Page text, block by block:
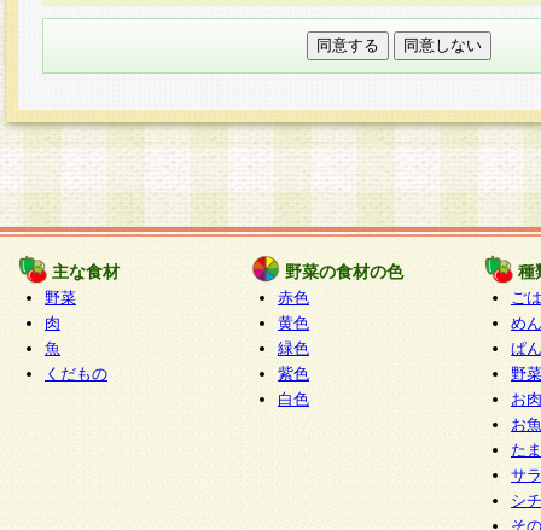
本フォームでは、セッション管理のためCookie
○個人情報の第三者提供について
力いただく個人情報は第三者に提供しません。
○個人情報の委託について
個人情報の取り扱いを外部に委託する場合は、
情報管理基準を満たす企業を選定して委託を行
が行われるよう監督します。
○開示対象個人情報の開示等および問い合わせ窓口
本人からの求めにより、当社が本件により取得
報の利用目的の通知・開示・内容の訂正・追加
停止・消去及び第三者への提供の禁止（以下、
といいます。）に応じます。
開示等に応じる窓口は以下になります。
ぱくすく食堂個人情報お客様相談窓口 paku-
m
主な食材
野菜
肉
魚
くだもの
野菜の食材の色
赤色
黄色
緑色
紫色
白色
種
ご
めん
ぱん
野
お
お
た
サ
シ
そ